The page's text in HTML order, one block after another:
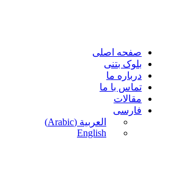
صفحه اصلی
بلوک بتنی
درباره ما
تماس با ما
مقالات
فارسی
العربية (
Arabic
)
English